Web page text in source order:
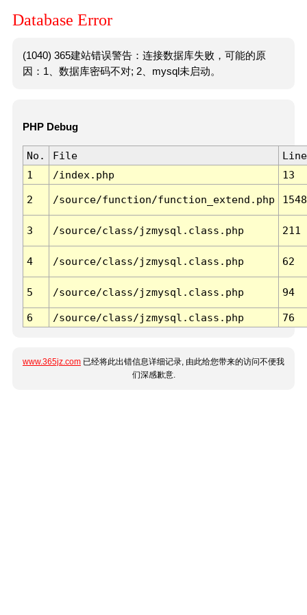
Database Error
(1040) 365建站错误警告：连接数据库失败，可能的原
因：1、数据库密码不对; 2、mysql未启动。
PHP Debug
No. File
Line
1
/index.php 13
2 /source/function/function_extend.php 1548
3 /source/class/jzmysql.class.php 211
4 /source/class/jzmysql.class.php 62
5 /source/class/jzmysql.class.php 94
6 /source/class/jzmysql.class.php 76
www.365jz.com 已经将此出错信息详细记录, 由此给您带来的访问不便我
们深感歉意.